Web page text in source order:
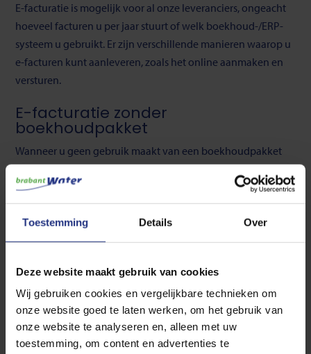
Toestemming Details Over
Deze website maakt gebruik van cookies
Wij gebruiken cookies en vergelijkbare technieken om
onze website goed te laten werken, om het gebruik van
onze website te analyseren en, alleen met uw
toestemming, om content en advertenties te
E-facturatie is mogelijk voor al onze leveranciers, ongeacht
hoeveel facturen u per jaar stuurt of welk boekhoud-/ERP-
systeem u gebruikt. Er zijn verschillende manieren waarop u
e-facturen kunt aanleveren, zoals het online aanmaken en
versturen.
E-facturatie zonder
boekhoudpakket
Wanneer u geen gebruik maakt van een boekhoudpakket
kunt u e-facturen sturen aan Brabant Water. Dat doet u als
volgt:
Maak een account aan bij TIE Kinetix.
Log in op het platform.
factuur direct, veilig en snel.
Deze manier van e-factureren is ideaal als u slechts een paar
facturen per maand of jaar verstuurt.